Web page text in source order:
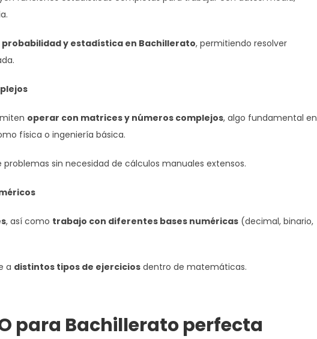
probabilidad y estadística en Bachillerato, permitiendo resolver
operar con matrices y números complejos, algo fundamental en
física o ingeniería básica.
sin necesidad de cálculos manuales extensos.
, así como trabajo con diferentes bases numéricas (decimal, binario,
a distintos tipos de ejercicios dentro de matemáticas.
para Bachillerato perfecta